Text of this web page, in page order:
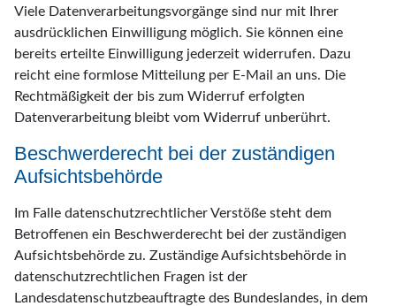
Viele Datenverarbeitungsvorgänge sind nur mit Ihrer
ausdrücklichen Einwilligung möglich. Sie können eine
bereits erteilte Einwilligung jederzeit widerrufen. Dazu
reicht eine formlose Mitteilung per E-Mail an uns. Die
Rechtmäßigkeit der bis zum Widerruf erfolgten
Datenverarbeitung bleibt vom Widerruf unberührt.
Beschwerderecht bei der zuständigen
Aufsichtsbehörde
Im Falle datenschutzrechtlicher Verstöße steht dem
Betroffenen ein Beschwerderecht bei der zuständigen
Aufsichtsbehörde zu. Zuständige Aufsichtsbehörde in
datenschutzrechtlichen Fragen ist der
Landesdatenschutzbeauftragte des Bundeslandes, in dem